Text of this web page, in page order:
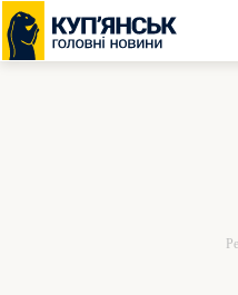
Перейти
до
вмісту